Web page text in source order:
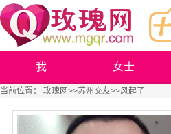
我 女士
当前位置： 玫瑰网>>苏州交友>>风起了